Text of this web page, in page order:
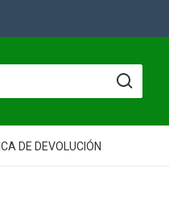
DE DEVOLUCIÓN